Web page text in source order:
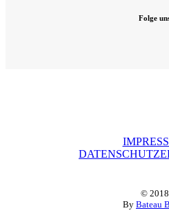
Folge
© 2018
By Bateau